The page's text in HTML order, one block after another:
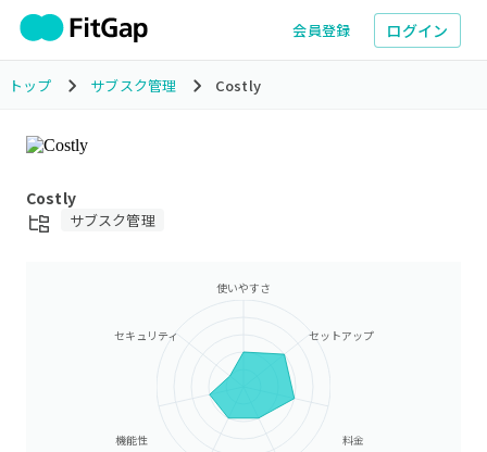
会員登録 ログイン
トップ サブスク管理 Costly
Costly
サブスク管理
使いやすさ
セットアップ
料金
機能性
セキュリティ